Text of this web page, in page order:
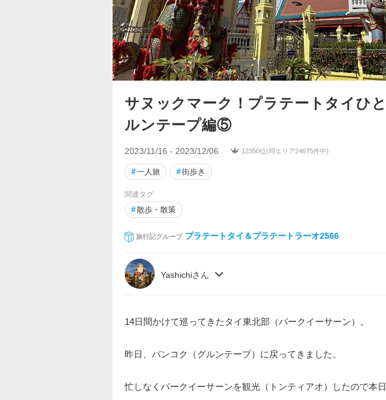
サヌックマーク！プラテートタイひ
ルンテープ編⑤
2023/11/16 - 2023/12/06 12350位(同エリア24675件中)
#一人旅 #街歩き
関連タグ
#散歩・散策
旅行記グループ プラテートタイ＆プラテートラーオ2566
Yashichiさん
14日間かけて巡ってきたタイ東北部（パークイーサーン）。
昨日、バンコク（グルンテープ）に戻ってきました。
忙しなくパークイーサーンを観光（トンティアオ）したので本